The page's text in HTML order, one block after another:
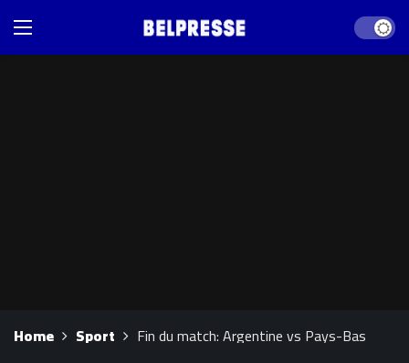
Dark
Home Sport Fin du match: Argentine vs Pays-Bas